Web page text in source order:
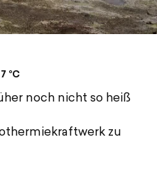
°C
noch nicht so heiß
zu